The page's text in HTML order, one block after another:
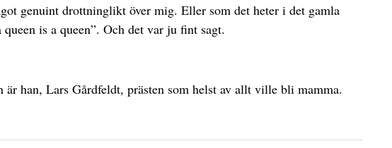
genuint drottninglikt över mig. Eller som det heter i det gamla
queen is a queen”. Och det var ju fint sagt.
är han, Lars Gårdfeldt, prästen som helst av allt ville bli mamma.